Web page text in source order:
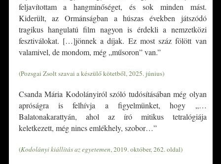
feljavítottam a hangminőséget, és sok minden mást.
Kiderült, az Ormánságban a húszas években játszódó
tragikus hangulatú film nagyon is érdekli a nemzetközi
fesztiválokat. […]jönnek a díjak. Ez most száz fölött van
valamivel, de mondom, még „műsoron” van.”
(Pozsgai Zsolt szavai a készülő kötetből, 2025. június)
Csanda Mária Kodolányiról szóló tudósításában még olyan
apróságra is felhívja a figyelmünket, hogy „…
Balatonakarattyán, ahol az író mitikus tetralógiája
keletkezett, még nincs emlékhely, szobor…”
(Kodolányi kiállítás az egyetemen, 2019. október, 262. oldal)